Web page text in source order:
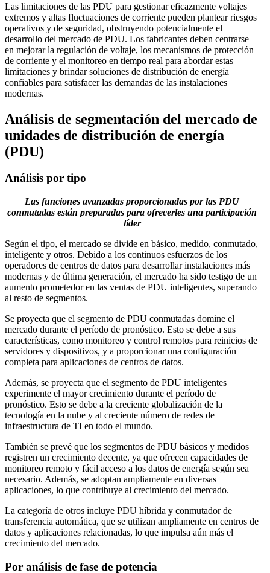
Las limitaciones de las PDU para gestionar eficazmente voltajes
extremos y altas fluctuaciones de corriente pueden plantear riesgos
operativos y de seguridad, obstruyendo potencialmente el
desarrollo del mercado de PDU. Los fabricantes deben centrarse
en mejorar la regulación de voltaje, los mecanismos de protección
de corriente y el monitoreo en tiempo real para abordar estas
limitaciones y brindar soluciones de distribución de energía
confiables para satisfacer las demandas de las instalaciones
modernas.
Análisis de segmentación del mercado de
unidades de distribución de energía
(PDU)
Análisis por tipo
Las funciones avanzadas proporcionadas por las PDU
conmutadas están preparadas para ofrecerles una participación
líder
Según el tipo, el mercado se divide en básico, medido, conmutado,
inteligente y otros. Debido a los continuos esfuerzos de los
operadores de centros de datos para desarrollar instalaciones más
modernas y de última generación, el mercado ha sido testigo de un
aumento prometedor en las ventas de PDU inteligentes, superando
al resto de segmentos.
Se proyecta que el segmento de PDU conmutadas domine el
mercado durante el período de pronóstico. Esto se debe a sus
características, como monitoreo y control remotos para reinicios de
servidores y dispositivos, y a proporcionar una configuración
completa para aplicaciones de centros de datos.
Además, se proyecta que el segmento de PDU inteligentes
experimente el mayor crecimiento durante el período de
pronóstico. Esto se debe a la creciente globalización de la
tecnología en la nube y al creciente número de redes de
infraestructura de TI en todo el mundo.
También se prevé que los segmentos de PDU básicos y medidos
registren un crecimiento decente, ya que ofrecen capacidades de
monitoreo remoto y fácil acceso a los datos de energía según sea
necesario. Además, se adoptan ampliamente en diversas
aplicaciones, lo que contribuye al crecimiento del mercado.
La categoría de otros incluye PDU híbrida y conmutador de
transferencia automática, que se utilizan ampliamente en centros de
datos y aplicaciones relacionadas, lo que impulsa aún más el
crecimiento del mercado.
Por análisis de fase de potencia